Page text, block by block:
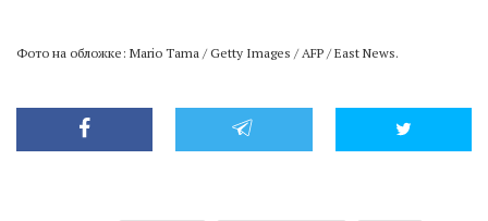
Фото на обложке: Mario Tama / Getty Images / AFP / East News.